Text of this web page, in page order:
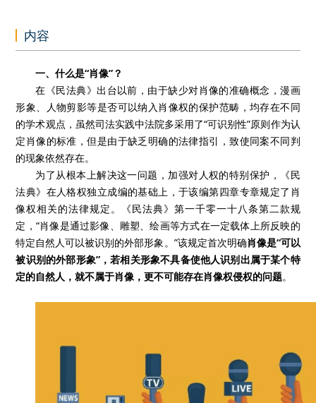
内容
一、什么是“肖像”？
在《民法典》出台以前，由于缺少对肖像的准确概念，漫画
形象、人物剪影等是否可以纳入肖像权的保护范畴，均存在不同
的学术观点，虽然司法实践中法院多采用了“可识别性”原则作为认
定肖像的标准，但是由于缺乏明确的法律指引，致使同案不同判
的现象依然存在。
为了从根本上解决这一问题，加强对人权的特别保护，《民
法典》在人格权独立成编的基础上，于该编第四章专章规定了肖
像权相关的法律规定。《民法典》第一千零一十八条第二款规
定，“肖像是通过影像、雕塑、绘画等方式在一定载体上所反映的
特定自然人可以被识别的外部形象。”该规定首次明确肖像是“可以
被识别的外部形象”，若相关形象不具备使他人识别出属于某个特
定的自然人，就不属于肖像，更不可能存在肖像权侵权的问题。